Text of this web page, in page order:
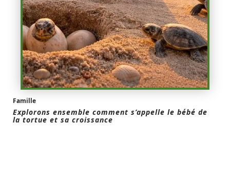
Famille
Explorons ensemble comment s’appelle le bébé de
la tortue et sa croissance